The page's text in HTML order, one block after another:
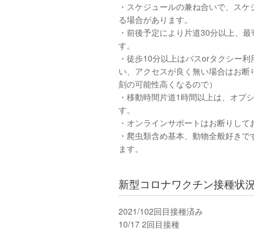
・スケジュールの兼ね合いで、ス
る場合があります。
・前後予定により片道30分以上、
す。
・徒歩10分以上はバスorタクシー
い、アクセスが良く無い場合はお
刻の可能性高くなるので）
・移動時間片道1時間以上は、オプ
す。
・オンラインサポートはお断りして
・爬虫類含め基本、動物全般好き
ます。
新型コロナワクチン接種状
2021/102回目接種済み
10/17 2回目接種